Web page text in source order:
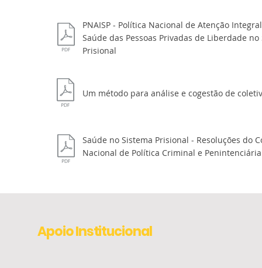
PNAISP - Política Nacional de Atenção
Saúde das Pessoas Privadas de Liberdade no
Prisional
Um método para análise e cogestão de
Saúde no Sistema Prisional - Resoluções do
Nacional de Política Criminal e Penintenciária
Apoio Institucional